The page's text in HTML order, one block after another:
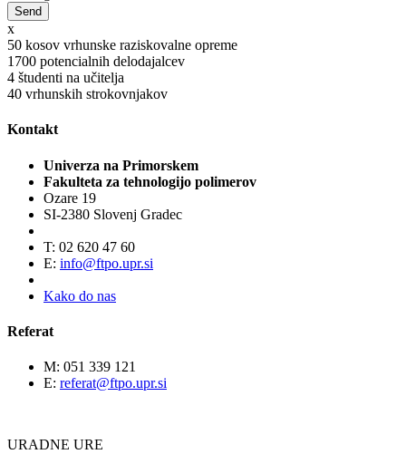
x
50 kosov vrhunske raziskovalne opreme
1700 potencialnih delodajalcev
4 študenti na učitelja
40 vrhunskih strokovnjakov
Kontakt
Univerza na Primorskem
Fakulteta za tehnologijo polimerov
Ozare 19
SI-2380 Slovenj Gradec
T: 02 620 47 60
E: info@ftpo.upr.si
Kako do nas
Referat
M: 051 339 121
E: referat@ftpo.upr.si
URADNE URE